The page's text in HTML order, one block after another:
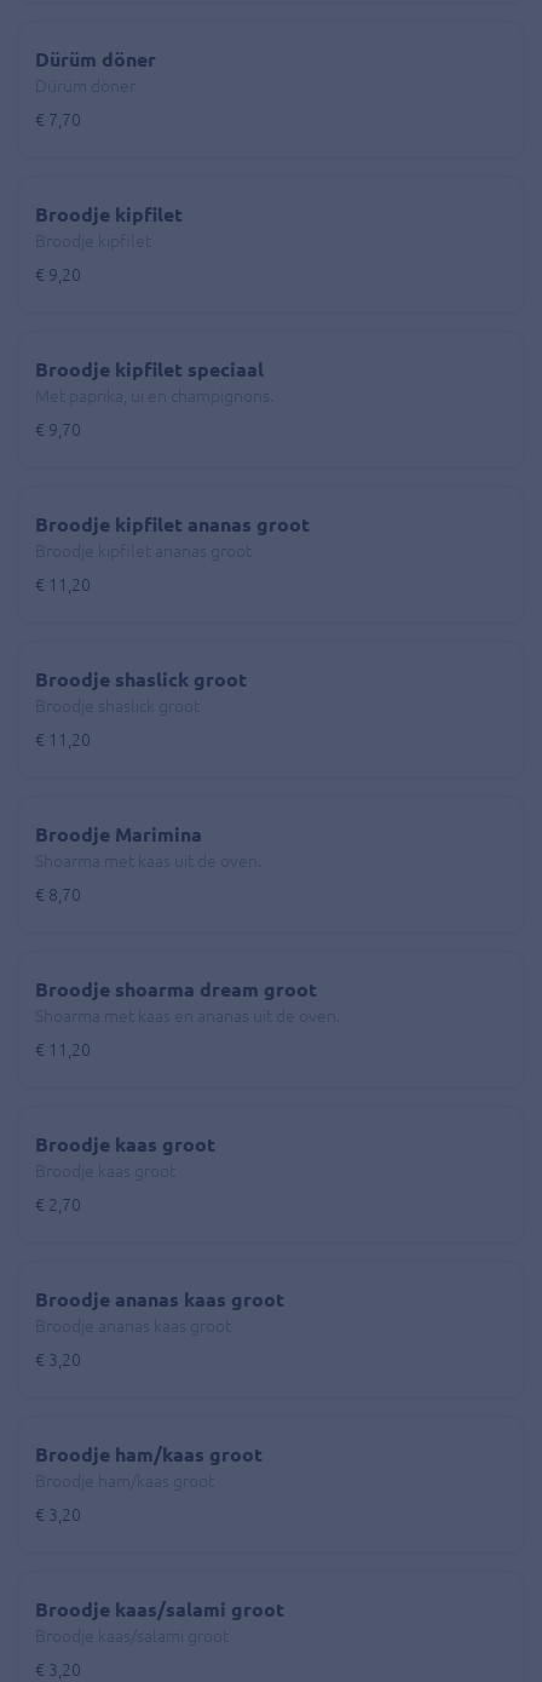
Dürüm döner
€ 7,70
Broodje kipfilet
€ 9,20
Broodje kipfilet speciaal
€ 9,70
Broodje kipfilet ananas groot
€ 11,20
Broodje shaslick groot
€ 11,20
Broodje Marimina
€ 8,70
Broodje shoarma dream groot
€ 11,20
Broodje kaas groot
€ 2,70
Broodje ananas kaas groot
€ 3,20
Broodje ham/kaas groot
€ 3,20
Broodje kaas/salami groot
€ 3,20